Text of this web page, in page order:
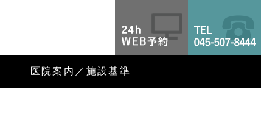
OFFICE E｜R 横浜歯科診療所
医院案内／施設基準